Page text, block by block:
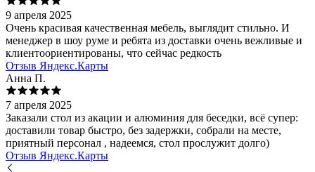
9 апреля 2025
Очень красивая качественная мебель, выглядит стильно. И
менеджер в шоу руме и ребята из доставки очень вежливые и
клиентоориентированы, что сейчас редкость
Отзыв Яндекс.Карты
Анна П.
7 апреля 2025
Заказали стол из акации и алюминия для беседки, всё супер:
доставили товар быстро, без задержки, собрали на месте,
приятный персонал , надеемся, стол прослужит долго)
Отзыв Яндекс.Карты